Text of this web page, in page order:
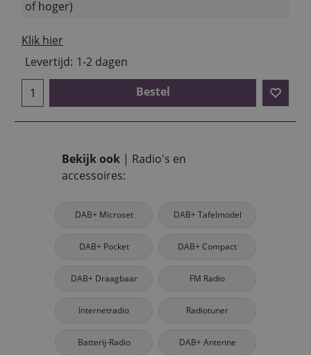
of hoger)
Klik hier
Levertijd: 1-2 dagen
Bestel
Bekijk ook | Radio's en
accessoires:
DAB+ Microset DAB+ Tafelmodel
DAB+ Pocket DAB+ Compact
DAB+ Draagbaar FM Radio
Internetradio Radiotuner
Batterij-Radio DAB+ Antenne